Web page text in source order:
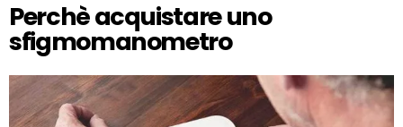
Perchè acquistare uno
sfigmomanometro